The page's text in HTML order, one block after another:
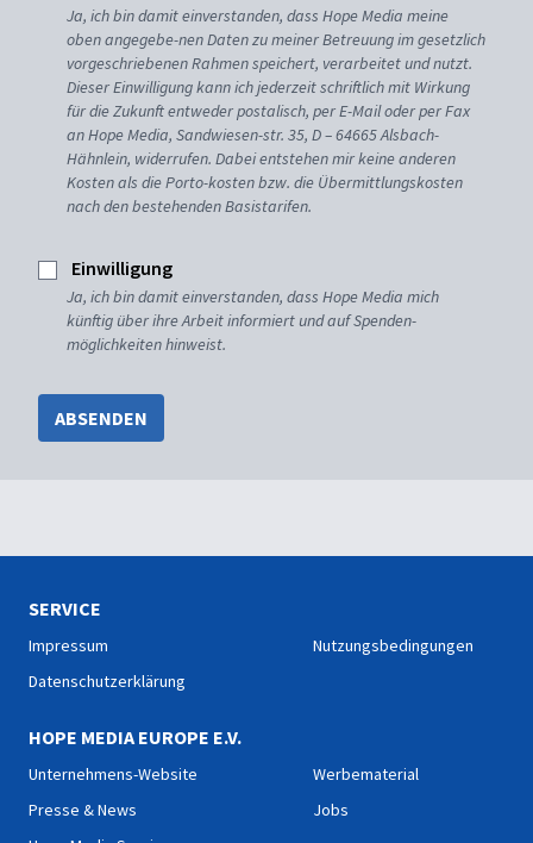
Ja, ich bin damit einverstanden, dass Hope Media meine
oben angegebe-nen Daten zu meiner Betreuung im gesetzlich
vorgeschriebenen Rahmen speichert, verarbeitet und nutzt.
Dieser Einwilligung kann ich jederzeit schriftlich mit Wirkung
für die Zukunft entweder postalisch, per E-Mail oder per Fax
an Hope Media, Sandwiesen-str. 35, D – 64665 Alsbach-
Hähnlein, widerrufen. Dabei entstehen mir keine anderen
Kosten als die Porto-kosten bzw. die Übermittlungskosten
nach den bestehenden Basistarifen.
Einwilligung
Ja, ich bin damit einverstanden, dass Hope Media mich
künftig über ihre Arbeit informiert und auf Spenden-
möglichkeiten hinweist.
ABSENDEN
SERVICE
Impressum
Datenschutzerklärung
Nutzungsbedingungen
HOPE MEDIA EUROPE E.V.
Unternehmens-Website
Presse & News
Werbematerial
Jobs